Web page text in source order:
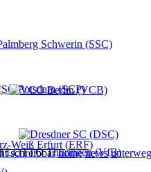
schreibbarhome news